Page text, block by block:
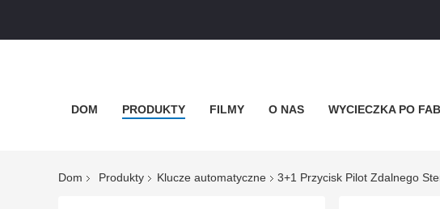
DOM PRODUKTY FILMY O NAS WYCIECZKA PO
Dom Produkty Klucze automatyczne 3+1 Przycisk Pilot Zdalnego